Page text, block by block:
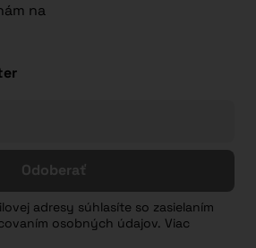
na
Odoberať
adresy súhlasíte so zasielaním
osobných údajov. Viac